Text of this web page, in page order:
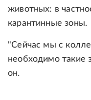
животных: в
карантинные зоны.
"Сейчас мы с
необходимо такие
он.